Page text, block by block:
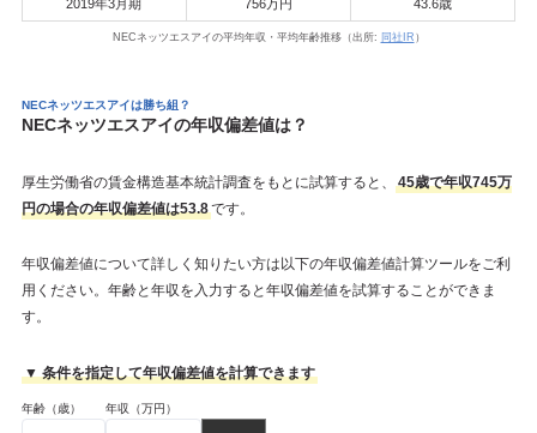
2019年3月期 756万円 43.6歳
NECネッツエスアイの平均年収・平均年齢推移（出所: 同社IR ）
NECネッツエスアイは勝ち組？
NECネッツエスアイの年収偏差値は？
厚生労働省の賃金構造基本統計調査をもとに試算すると、
45歳で年収745万
円の場合の年収偏差値は53.8です。
年収偏差値について詳しく知りたい方は以下の年収偏差値計算ツールをご利
用ください。年齢と年収を入力すると年収偏差値を試算することができま
す。
▼ 条件を指定して年収偏差値を計算できます
年齢（歳） 年収（万円）